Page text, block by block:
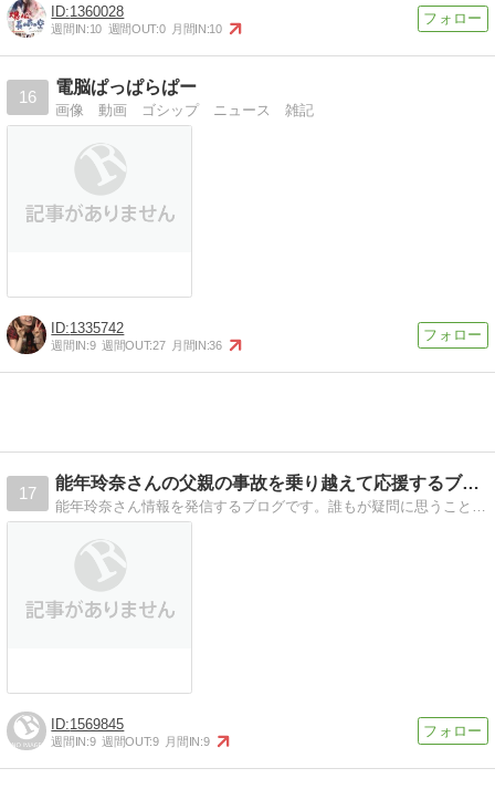
1360028
週間IN:10 週間OUT:0 月間IN:10
16
電脳ぱっぱらぱー
画像 動画 ゴシップ ニュース 雑記
1335742
週間IN:9 週間OUT:27 月間IN:36
17
能年玲奈さんの父親の事故を乗り越えて応援するブログ！
能年玲奈さん情報を発信するブログです。誰もが疑問に思うことなどをまとめて記事にしていきます。
1569845
週間IN:9 週間OUT:9 月間IN:9